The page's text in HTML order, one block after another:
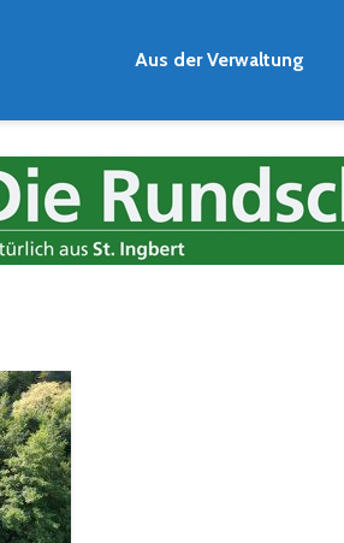
Aus der Verwaltung